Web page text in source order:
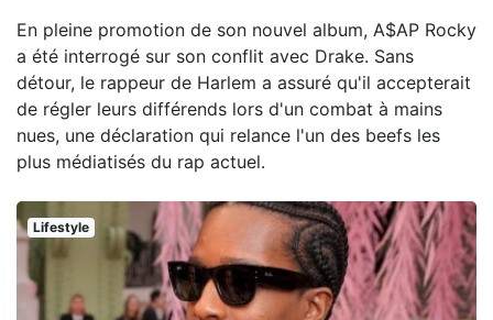
En pleine promotion de son nouvel album, A$AP Rocky
a été interrogé sur son conflit avec Drake. Sans
détour, le rappeur de Harlem a assuré qu'il accepterait
de régler leurs différends lors d'un combat à mains
nues, une déclaration qui relance l'un des beefs les
plus médiatisés du rap actuel.
Lifestyle